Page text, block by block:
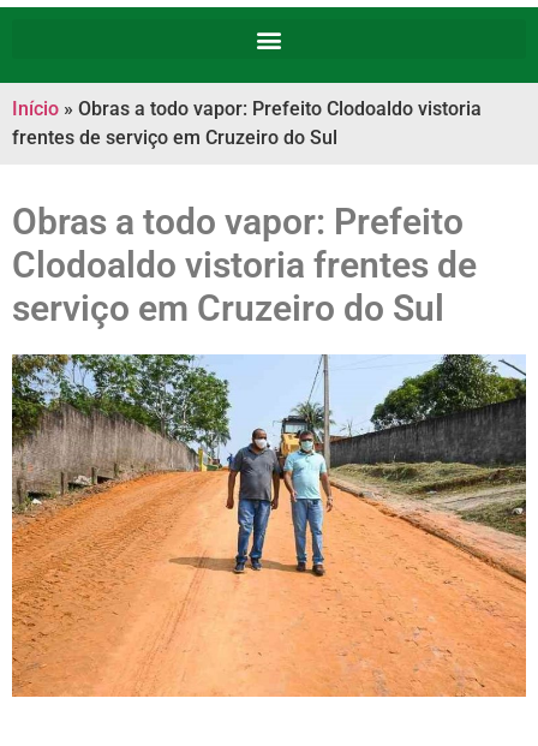
Início » Obras a todo vapor: Prefeito Clodoaldo vistoria
frentes de serviço em Cruzeiro do Sul
Obras a todo vapor: Prefeito
Clodoaldo vistoria frentes de
serviço em Cruzeiro do Sul